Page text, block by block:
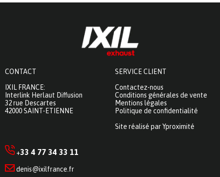
CONTACT
IXIL FRANCE:
Interlink Herlaut Diffusion
32 rue Descartes
42000 SAINT-ETIENNE
SERVICE CLIENT
Contactez-nous
Conditions générales de vente
Mentions légales
Politique de confidentialité
Site réalisé par Yproximité
+33 4 77 34 33 11
denis@ixilfrance.fr